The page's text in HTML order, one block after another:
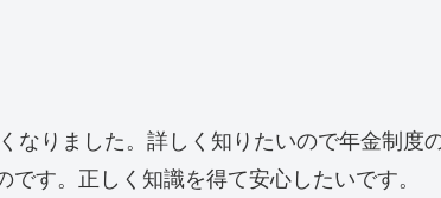
なりました。詳しく知りたいので年金制度
す。正しく知識を得て安心したいです。